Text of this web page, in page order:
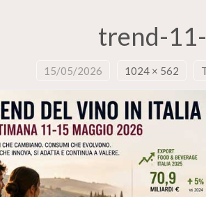
trend-
15/05/2026 1024 × 562